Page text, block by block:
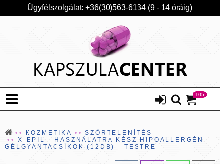
Ügyfélszolgálat: +36(30)563-6134 (9 - 14 óráig)
105
KOZMETIKA
SZŐRTELENÍTÉS
X-EPIL - HASZNÁLATRA KÉSZ HIPOALLERGÉN
GÉLGYANTACSÍKOK (12DB) - TESTRE